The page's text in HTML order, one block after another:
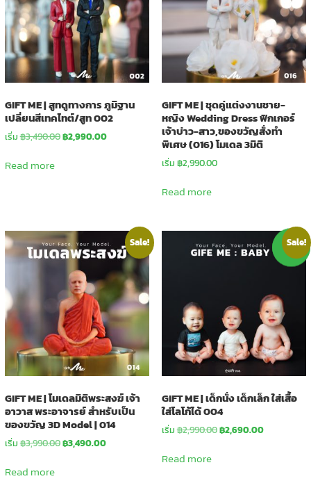
GIFT ME | สูทดูทางการ ภูมิฐาน
เปลี่ยนสีเทคไทต์/สูท 002
เริ่ม฿3,490.00Original
฿2,990.00Current
Read more
GIFT ME | ชุดคู่แต่งงานชาย-
หญิง Wedding Dress ฟิกเกอร์
เจ้าบ่าว-สาว,ของขวัญสั่งทำ
พิเศษ (016) โมเดล 3มิติ
เริ่ม ฿2,990.00
Read more
Sale!
GIFT ME | โมเดลมิติพระสงฆ์ เจ้า
อาวาส พระอาจารย์ สำหรับเป็น
ของขวัญ 3D Model | 014
เริ่ม฿3,990.00Original
฿3,490.00Current
Read more
Sale!
GIFT ME | เด็กนั่ง เด็กเล็ก ใส่เสื้อ
ใส่โลโก้ได้ 004
เริ่ม฿2,990.00Original
฿2,690.00Current
Read more